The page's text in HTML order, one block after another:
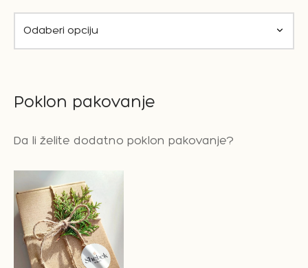
Poklon pakovanje
Da li želite dodatno poklon pakovanje?